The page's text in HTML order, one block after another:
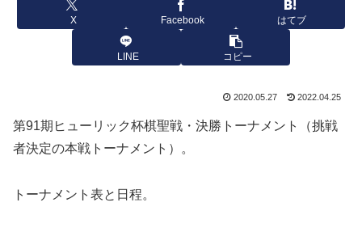
X Facebook はてブ
LINE コピー
2020.05.27 2022.04.25
第91期ヒューリック杯棋聖戦・決勝トーナメント（挑戦
者決定の本戦トーナメント）。
トーナメント表と日程。